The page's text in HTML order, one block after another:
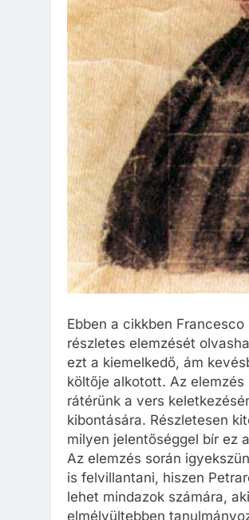
Ebben a cikkben
részletes elemzését
ezt a kiemelkedő, ám
költője alkotott. Az
rátérünk a vers
kibontására. Részletesen
milyen jelentőséggel bír ez
Az elemzés során
is felvillantani, hiszen
lehet mindazok számára,
elmélyültebben